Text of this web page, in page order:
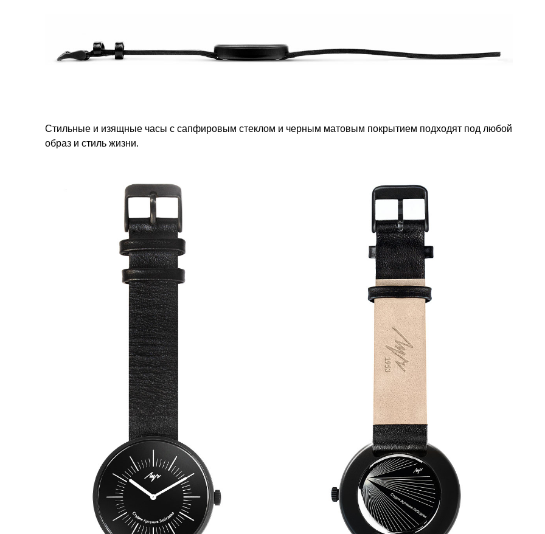
Стильные и изящные часы с сапфировым стеклом и черным матовым покрытием подходят под любой
образ и стиль жизни.